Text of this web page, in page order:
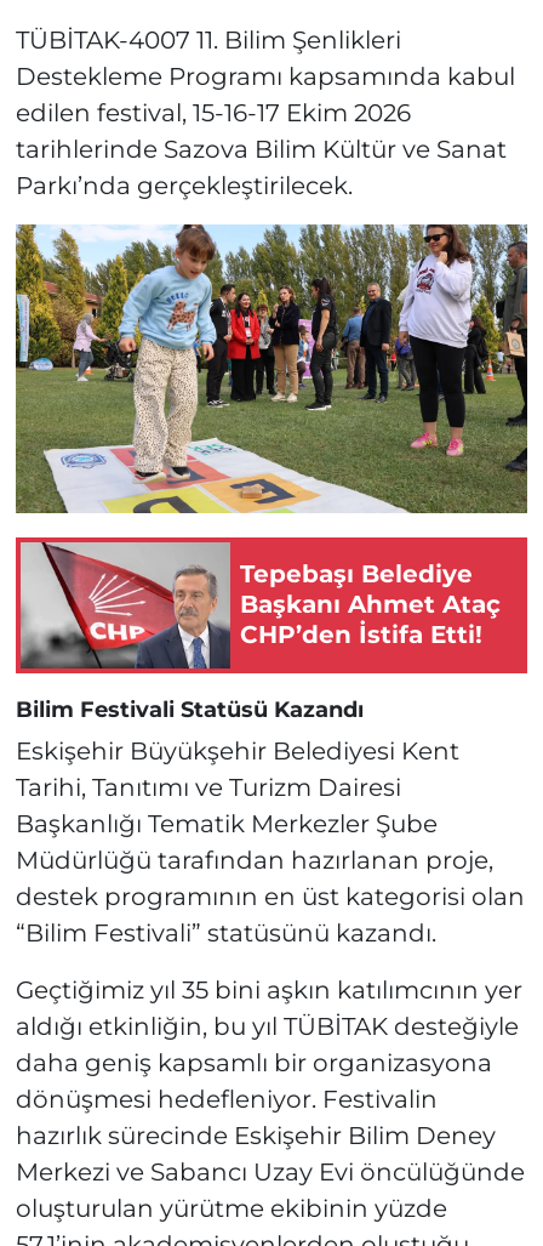
TÜBİTAK-4007 11. Bilim Şenlikleri
Destekleme Programı kapsamında kabul
edilen festival, 15-16-17 Ekim 2026
tarihlerinde Sazova Bilim Kültür ve Sanat
Parkı’nda gerçekleştirilecek.
Tepebaşı Belediye
Başkanı Ahmet Ataç
CHP’den İstifa Etti!
Bilim Festivali Statüsü Kazandı
Eskişehir Büyükşehir Belediyesi Kent
Tarihi, Tanıtımı ve Turizm Dairesi
Başkanlığı Tematik Merkezler Şube
Müdürlüğü tarafından hazırlanan proje,
destek programının en üst kategorisi olan
“Bilim Festivali” statüsünü kazandı.
Geçtiğimiz yıl 35 bini aşkın katılımcının yer
aldığı etkinliğin, bu yıl TÜBİTAK desteğiyle
daha geniş kapsamlı bir organizasyona
dönüşmesi hedefleniyor. Festivalin
hazırlık sürecinde Eskişehir Bilim Deney
Merkezi ve Sabancı Uzay Evi öncülüğünde
oluşturulan yürütme ekibinin yüzde